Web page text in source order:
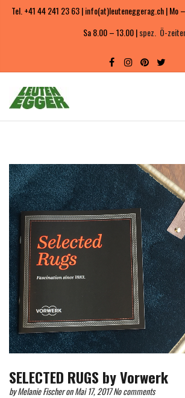
Tel. +41 44 241 23 63 | info(at)leuteneggerag.ch | Mo
Sa 8.00 – 13.00 |spez. Ö-
SELECTED RUGS by Vorwerk
byMelanie Fischeron Mai 17, 2017No comments